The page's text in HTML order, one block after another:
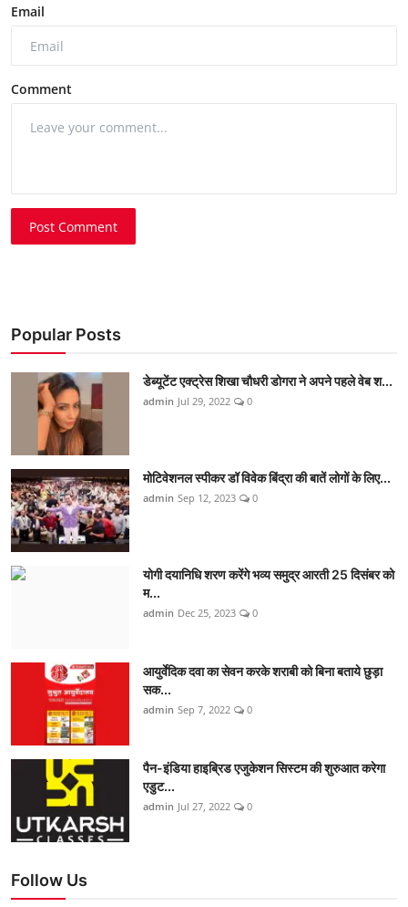
Email
Comment
Post Comment
Popular Posts
डेब्यूटेंट एक्ट्रेस शिखा चौधरी डोगरा ने अपने पहले वेब श...
admin Jul 29, 2022 0
मोटिवेशनल स्पीकर डॉ विवेक बिंद्रा की बातें लोगों के लिए...
admin Sep 12, 2023 0
योगी दयानिधि शरण करेंगे भव्य समुद्र आरती 25 दिसंबर को
म...
admin Dec 25, 2023 0
आयुर्वेदिक दवा का सेवन करके शराबी को बिना बताये छुड़ा
सक...
admin Sep 7, 2022 0
पैन-इंडिया हाइब्रिड एजुकेशन सिस्टम की शुरुआत करेगा
एडुट...
admin Jul 27, 2022 0
Follow Us